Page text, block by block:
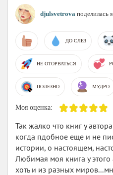
djulsvetrova поделилась
ДО СЛЕЗ
НЕ ОТОРВАТЬСЯ
ПОЛЕЗНО МУДРО
Моя оценка:
Так жалко что книг у
когда пдобное еще и не
истории, о настоящем,
Любимая моя книга у
хоть и из разных